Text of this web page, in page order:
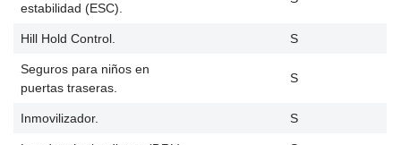
estabilidad (ESC).
Hill Hold Control. S
Seguros para niños en
puertas traseras.
S
Inmovilizador. S